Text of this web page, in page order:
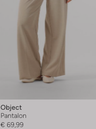
Object
Pantalon
€ 69,99